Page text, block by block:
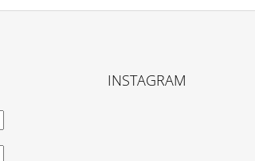
INSTAGRAM